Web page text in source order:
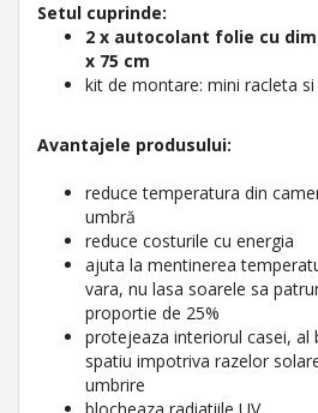
Setul cuprinde:
2 x autocolant folie cu
x 75 cm
kit de montare: mini racleta
Avantajele produsului:
reduce temperatura din
umbră
reduce costurile cu energia
ajuta la mentinerea
vara, nu lasa soarele sa
proportie de 25%
protejeaza interiorul casei, al
spatiu impotriva razelor
umbrire